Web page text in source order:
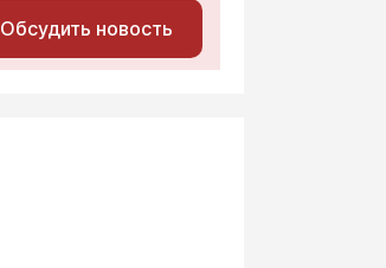
Обсудить новость